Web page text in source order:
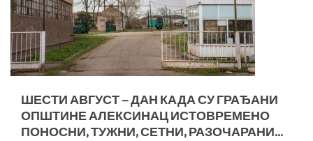
ШЕСТИ АВГУСТ – ДАН КАДА СУ ГРАЂАНИ
ОПШТИНЕ АЛЕКСИНАЦ ИСТОВРЕМЕНО
ПОНОСНИ, ТУЖНИ, СЕТНИ, РАЗОЧАРАНИ…